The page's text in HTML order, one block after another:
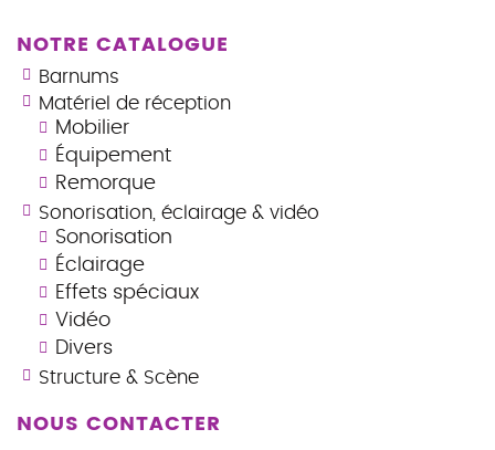
NOTRE CATALOGUE
Barnums
Matériel de réception
Mobilier
Équipement
Remorque
Sonorisation, éclairage & vidéo
Sonorisation
Éclairage
Effets spéciaux
Vidéo
Divers
Structure & Scène
NOUS CONTACTER